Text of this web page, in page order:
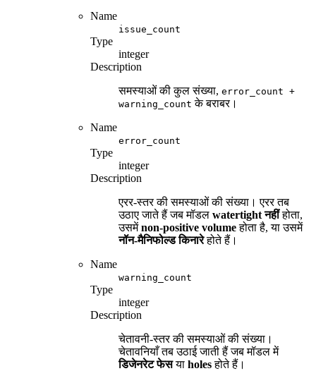
Name
issue_count
Type
integer
Description
समस्याओं की कुल संख्या, error_count +
warning_count के बराबर।
Name
error_count
Type
integer
Description
एरर-स्तर की समस्याओं की संख्या। एरर तब
उठाए जाते हैं जब मॉडल watertight नहींहोता,
उसमेंnon-positive volumeहोता है, या उसमें
नॉन-मैनिफोल्ड किनारेहोते हैं।
Name
warning_count
Type
integer
Description
चेतावनी-स्तर की समस्याओं की संख्या।
चेतावनियाँ तब उठाई जाती हैं जब मॉडल में
डिजेनरेट फेसया holesहोते हैं।